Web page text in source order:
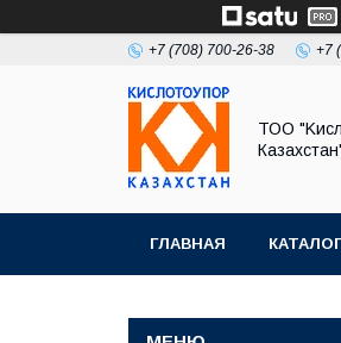
+7 (708) 700-26-38 +7
ТОО
ГЛАВНАЯ КАТАЛОГ